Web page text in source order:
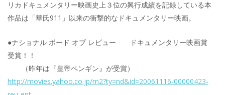
リカドキュメンタリー映画史上３位の興行成績を記録している本
作品は「華氏911」以来の衝撃的なドキュメンタリー映画。
●ナショナル ボード オブ レビュー ドキュメンタリー映画賞
受賞！！
（昨年は『皇帝ペンギン』が受賞）
http://movies.yahoo.co.jp/m2?ty=nd&id=20061116-00000423-